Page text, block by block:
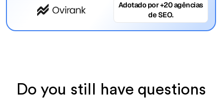
Adotado por +20 agências
de SEO.
Do you still have questions